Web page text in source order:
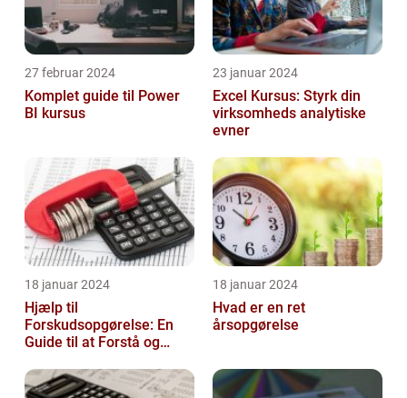
27 februar 2024
Komplet guide til Power
BI kursus
23 januar 2024
Excel Kursus: Styrk din
virksomheds analytiske
evner
18 januar 2024
Hjælp til
Forskudsopgørelse: En
Guide til at Forstå og
18 januar 2024
Hvad er en ret
årsopgørelse